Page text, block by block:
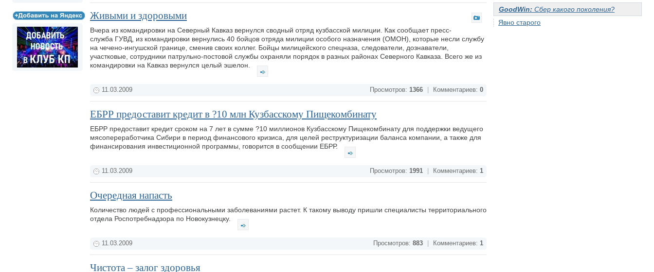
GoodWin: Сбер какого поколения?
Явно старого
Живыми и здоровыми
Вчера из командировки на Северный Кавказ вернулся сводный отряд кузбасской милиции. Как сообщает пресс-
служба ГУВД, из командировки вернулись 40 бойцов отряда милиции особого назначения (ОМОН), которые несли службу
на чечено-ингушской границе, сменив своих коллег. Бойцы милицейского спецназа, следователи, дознаватели,
участковые, сотрудники патрульно-постовой службы охраняли порядок в разных районах Северного Кавказа. Всего же из
командировки на Кавказ вернулся целый эшелон.
11.03.2009 Просмотров: 1366 Комментариев: 0
ЕБРР предоставит кредит в ?10 млн Кузбасcкому Пищекомбинату
ЕБРР предоставит кредит сроком на 7 лет в сумме ?10 миллионов Кузбасcкому Пищекомбинату для поддержки ведущего
мясопереработчика Сибири в период финансового кризиса, для целей реструктуризации баланса компании, а также для
финансирования инвестиционной программы, говорится в сообщении ЕБРР.
11.03.2009 Просмотров: 1991 Комментариев: 1
Очередная напасть
Количество людей с профессиональными заболеваниями растет. К такому выводу пришли специалисты территориального
отдела Роспотребнадзора по Новокузнецку.
11.03.2009 Просмотров: 883 Комментариев: 1
Чистота – залог здоровья